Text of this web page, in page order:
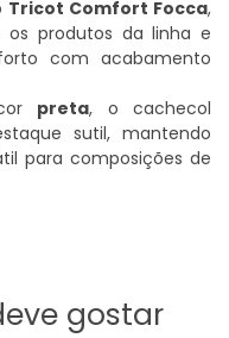
Tricot Comfort Focca,
produtos da linha e
com acabamento
preta, o cachecol
sutil, mantendo
para composições de
gostar